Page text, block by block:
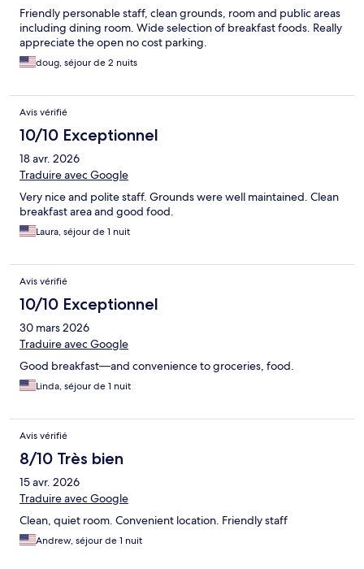
Friendly personable staff, clean grounds, room and public areas
including dining room. Wide selection of breakfast foods. Really
appreciate the open no cost parking.
doug, séjour de 2 nuits
Avis vérifié
10/10 Exceptionnel
18 avr. 2026
Traduire avec Google
Very nice and polite staff. Grounds were well maintained. Clean
breakfast area and good food.
Laura, séjour de 1 nuit
Avis vérifié
10/10 Exceptionnel
30 mars 2026
Traduire avec Google
Good breakfast—and convenience to groceries, food.
Linda, séjour de 1 nuit
Avis vérifié
8/10 Très bien
15 avr. 2026
Traduire avec Google
Clean, quiet room. Convenient location. Friendly staff
Andrew, séjour de 1 nuit